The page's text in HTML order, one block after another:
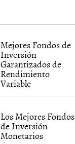
Mejores Fondos de
Inversión
Garantizados de
Rendimiento
Variable
Los Mejores Fondos
de Inversión
Monetarios